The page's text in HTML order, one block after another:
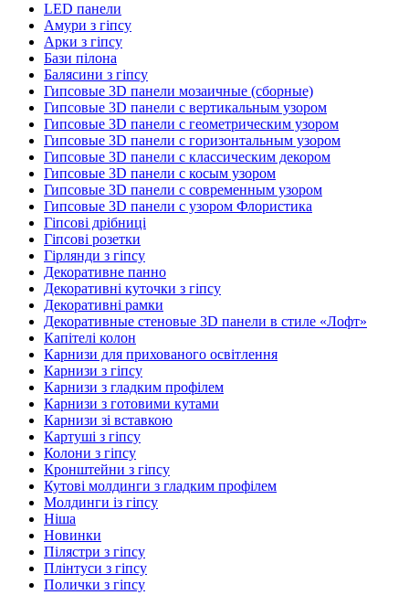
LED панели
Амури з гіпсу
Арки з гіпсу
Бази пілона
Балясини з гіпсу
Гипсовые 3D панели мозаичные (сборные)
Гипсовые 3D панели с вертикальным узором
Гипсовые 3D панели с геометрическим узором
Гипсовые 3D панели с горизонтальным узором
Гипсовые 3D панели с классическим декором
Гипсовые 3D панели с косым узором
Гипсовые 3D панели с современным узором
Гипсовые 3D панели с узором Флористика
Гіпсові дрібниці
Гіпсові розетки
Гірлянди з гіпсу
Декоративне панно
Декоративні куточки з гіпсу
Декоративні рамки
Декоративные стеновые 3D панели в стиле «Лофт»
Капітелі колон
Карнизи для прихованого освітлення
Карнизи з гіпсу
Карнизи з гладким профілем
Карнизи з готовими кутами
Карнизи зі вставкою
Картуші з гіпсу
Колони з гіпсу
Кронштейни з гіпсу
Кутові молдинги з гладким профілем
Молдинги із гіпсу
Ніша
Новинки
Пілястри з гіпсу
Плінтуси з гіпсу
Полички з гіпсу